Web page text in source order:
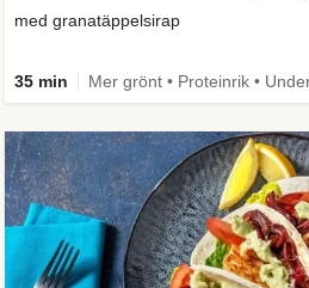
med granatäppelsirap
35 min